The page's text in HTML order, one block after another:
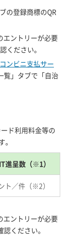
の登録商標のQR
エントリーが必要
ください。
ンビニ支払サー
覧」タブで「自治
ド利用料金等の
進呈数（※1）
ト／件（※2）
エントリーが必要
認ください。